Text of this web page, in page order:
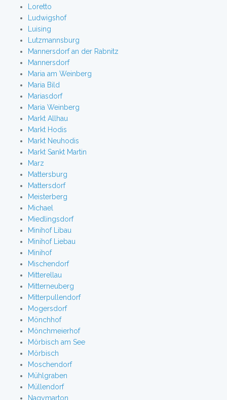
Loretto
Ludwigshof
Luising
Lutzmannsburg
Mannersdorf an der Rabnitz
Mannersdorf
Maria am Weinberg
Maria Bild
Mariasdorf
Maria Weinberg
Markt Allhau
Markt Hodis
Markt Neuhodis
Markt Sankt Martin
Marz
Mattersburg
Mattersdorf
Meisterberg
Michael
Miedlingsdorf
Minihof Libau
Minihof Liebau
Minihof
Mischendorf
Mitterellau
Mitterneuberg
Mitterpullendorf
Mogersdorf
Mönchhof
Mönchmeierhof
Mörbisch am See
Mörbisch
Moschendorf
Mühlgraben
Müllendorf
Nagymarton